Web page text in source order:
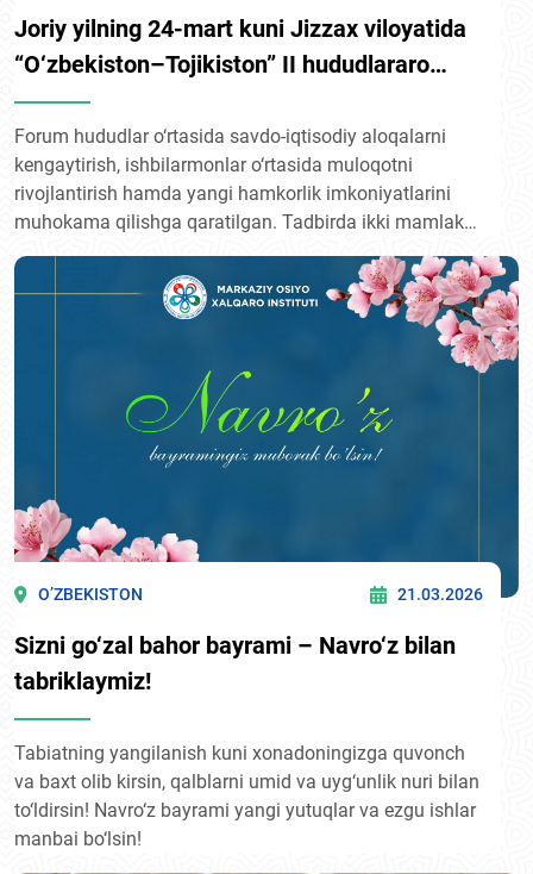
Joriy yilning 24-mart kuni Jizzax viloyatida
“O‘zbekiston–Tojikiston” II hududlararo
forumi bo‘lib o‘tdi
Forum hududlar o‘rtasida savdo-iqtisodiy aloqalarni
kengaytirish, ishbilarmonlar o‘rtasida muloqotni
rivojlantirish hamda yangi hamkorlik imkoniyatlarini
muhokama qilishga qaratilgan. Tadbirda ikki mamlakat
hududlarining investitsiyaviy salohiyati taqdim etilib,
qo‘shma loyihalar va istiqbolli yo‘nalishlar ko‘rib chiqildi.
O’ZBEKISTON 21.03.2026
Sizni go‘zal bahor bayrami – Navro‘z bilan
tabriklaymiz!
Tabiatning yangilanish kuni xonadoningizga quvonch
va baxt olib kirsin, qalblarni umid va uyg‘unlik nuri bilan
to‘ldirsin! Navro‘z bayrami yangi yutuqlar va ezgu ishlar
manbai bo‘lsin!